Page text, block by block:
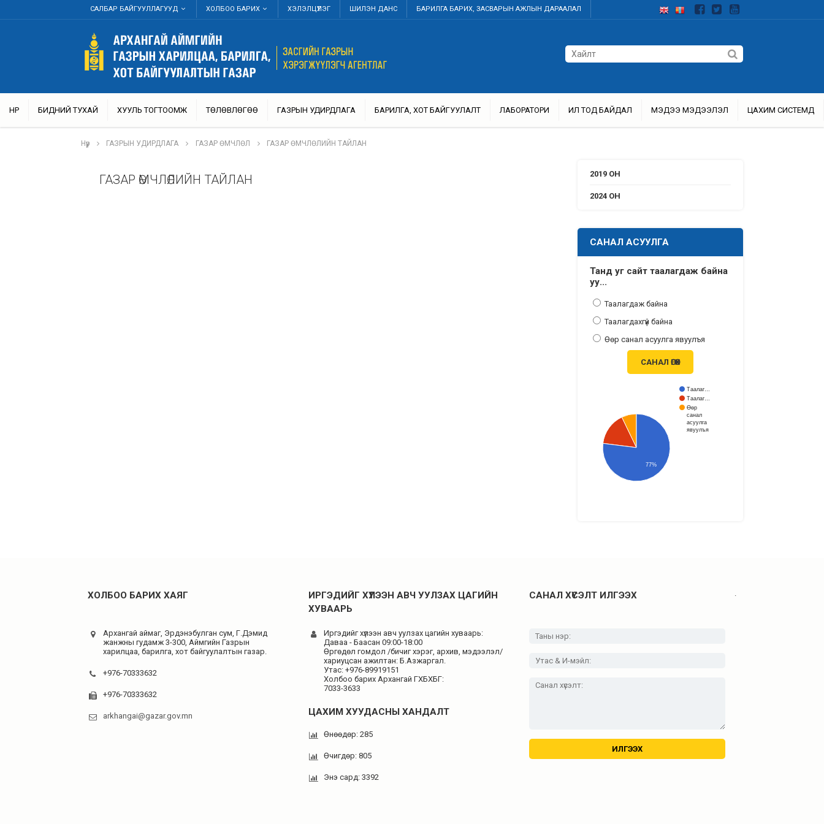
САЛБАР БАЙГУУЛЛАГУУД ХОЛБОО БАРИХ ХЭЛЭЛЦҮҮЛЭГ ШИЛЭН ДАНС БАРИЛГА БАРИХ, ЗАСВАРЫН АЖЛЫН ДАРААЛАЛ
НҮҮР БИДНИЙ ТУХАЙ ХУУЛЬ ТОГТООМЖ ТӨЛӨВЛӨГӨӨ ГАЗРЫН УДИРДЛАГА БАРИЛГА, ХОТ БАЙГУУЛАЛТ ЛАБОРАТОРИ ИЛ ТОД БАЙДАЛ МЭДЭЭ МЭДЭЭЛЭЛ ЦАХИМ СИСТЕМҮҮД
Нүүр ГАЗРЫН УДИРДЛАГА ГАЗАР ӨМЧЛӨЛ ГАЗАР ӨМЧЛӨЛИЙН ТАЙЛАН
ГАЗАР ӨМЧЛӨЛИЙН ТАЙЛАН 2019 ОН
2024 ОН
САНАЛ АСУУЛГА
Танд уг сайт таалагдаж байна
уу...
Таалагдаж байна
Таалагдахгүй байна
Өөр санал асуулга явуулъя
САНАЛ ӨГӨХ
Таалаг…
Таалаг…
Өөр
санал
асуулга
явуулъя
77%
ХОЛБОО БАРИХ ХАЯГ
Архангай аймаг, Эрдэнэбулган сум, Г.Дэмид
жанжны гудамж 3-300, Аймгийн Газрын
харилцаа, барилга, хот байгуулалтын газар.
+976-70333632
+976-70333632
arkhangai@gazar.gov.mn
ИРГЭДИЙГ ХҮЛЭЭН АВЧ УУЛЗАХ ЦАГИЙН
ХУВААРЬ
Иргэдийг хүлээн авч уулзах цагийн хуваарь:
Даваа - Баасан 09:00-18:00
Өргөдөл гомдол /бичиг хэрэг, архив, мэдээлэл/
хариуцсан ажилтан: Б.Азжаргал.
Утас: +976-89919151
Холбоо барих Архангай ГХБХБГ:
7033-3633
ЦАХИМ ХУУДАСНЫ ХАНДАЛТ
Өнөөдөр: 285
Өчигдөр: 805
Энэ сард: 3392
САНАЛ ХҮСЭЛТ ИЛГЭЭХ .